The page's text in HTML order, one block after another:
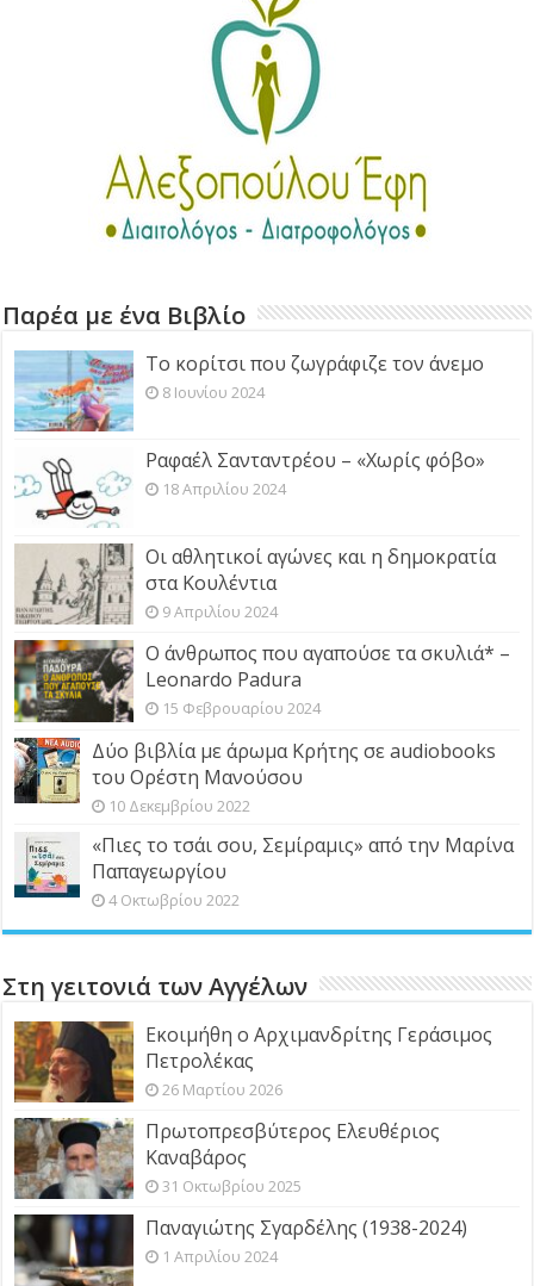
Παρέα με ένα Βιβλίο
Το κορίτσι που ζωγράφιζε τον άνεμο
8 Ιουνίου 2024
Ραφαέλ Σανταντρέου – «Χωρίς φόβο»
18 Απριλίου 2024
Οι αθλητικοί αγώνες και η δημοκρατία
στα Κουλέντια
9 Απριλίου 2024
Ο άνθρωπος που αγαπούσε τα σκυλιά* –
Leonardo Padura
15 Φεβρουαρίου 2024
Δύο βιβλία με άρωμα Κρήτης σε audiobooks
του Ορέστη Μανούσου
10 Δεκεμβρίου 2022
«Πιες το τσάι σου, Σεμίραμις» από την Μαρίνα
Παπαγεωργίου
4 Οκτωβρίου 2022
Στη γειτονιά των Αγγέλων
Εκοιμήθη ο Αρχιμανδρίτης Γεράσιμος
Πετρολέκας
26 Μαρτίου 2026
Πρωτοπρεσβύτερος Ελευθέριος
Καναβάρος
31 Οκτωβρίου 2025
Παναγιώτης Σγαρδέλης (1938-2024)
1 Απριλίου 2024